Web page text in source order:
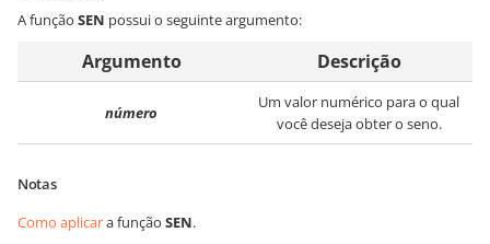
A função SEN possui o seguinte argumento:
Argumento Descrição
número
Um valor numérico para o qual
você deseja obter o seno.
Notas
Como aplicara função SEN.